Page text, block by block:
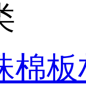
棉板